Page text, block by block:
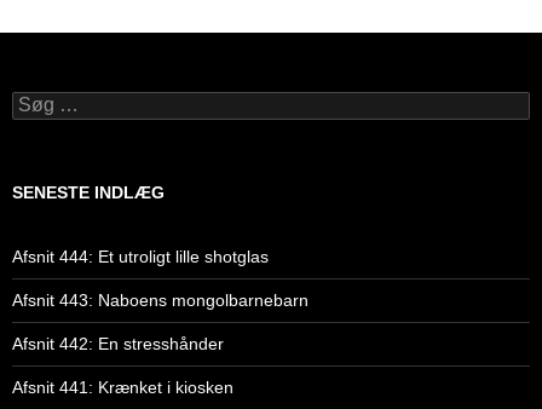
Søg
efter:
SENESTE INDLÆG
Afsnit 444: Et utroligt lille shotglas
Afsnit 443: Naboens mongolbarnebarn
Afsnit 442: En stresshånder
Afsnit 441: Krænket i kiosken